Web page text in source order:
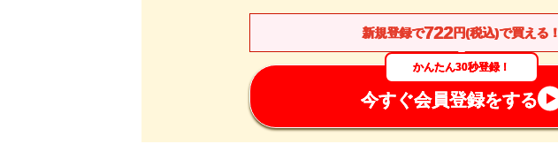
新規登録で722円(税込)で買える！
かんたん30秒登録！
今すぐ会員登録をする